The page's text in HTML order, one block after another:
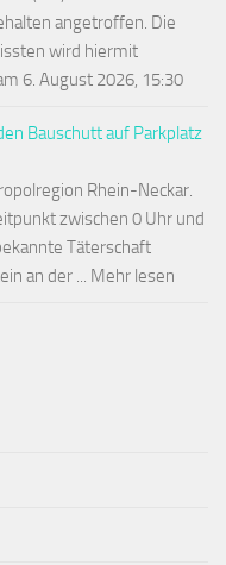
angetroffen. Die
wird hiermit
6. August 2026, 15:30
Bauschutt auf Parkplatz
Rhein-Neckar.
zwischen 0 Uhr und
Täterschaft
an der ... Mehr lesen